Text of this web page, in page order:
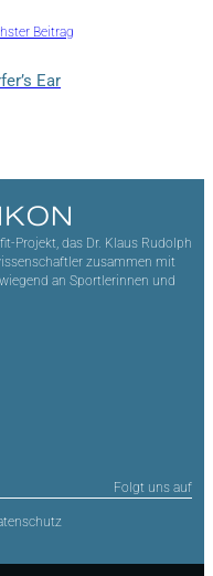
Beitrag
Ear
Projekt, das Dr. Klaus Rudolph
zusammen mit
an Sportlerinnen und
Folgt uns auf